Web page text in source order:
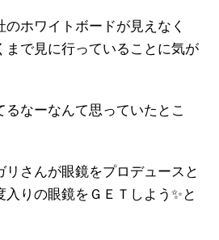
ホワイトボードが見えなく
まで見に行っていることに気が
なーなんて思っていたとこ
リさんが眼鏡をプロデュースと
りの眼鏡をＧＥＴしよう✨と